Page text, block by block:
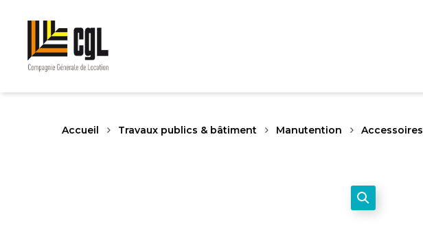
content
Accueil Travaux publics & bâtiment Manutention Accessoires